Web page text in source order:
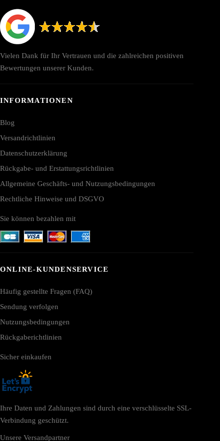
Vielen Dank für Ihr Vertrauen und die zahlreichen positiven
Bewertungen unserer Kunden.
INFORMATIONEN
Blog
Versandrichtlinien
Datenschutzerklärung
Rückgabe- und Erstattungsrichtlinien
Allgemeine Geschäfts- und Nutzungsbedingungen
Rechtliche Hinweise und DSGVO
Sie können bezahlen mit
ONLINE-KUNDENSERVICE
Häufig gestellte Fragen (FAQ)
Sendung verfolgen
Nutzungsbedingungen
Rückgaberichtlinien
Sicher einkaufen
Ihre Daten und Zahlungen sind durch eine verschlüsselte SSL-
Verbindung geschützt.
Unsere Versandpartner